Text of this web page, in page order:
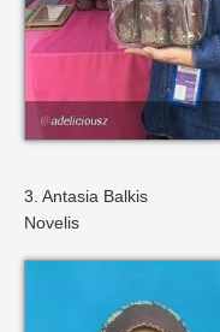
3. Antasia Balkis
Novelis